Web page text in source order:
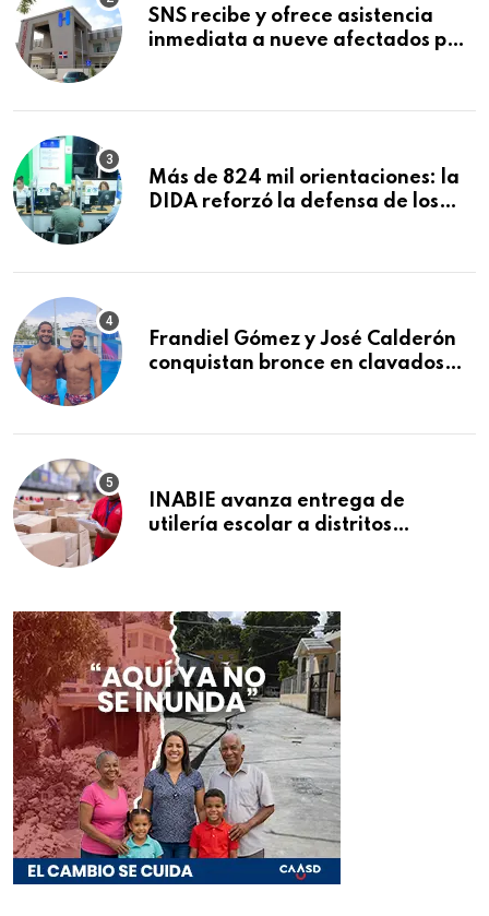
SNS recibe y ofrece asistencia
inmediata a nueve afectados por
Macorís
Más de 824 mil orientaciones: la
DIDA reforzó la defensa de los
Frandiel Gómez y José Calderón
conquistan bronce en clavados
INABIE avanza entrega de
utilería escolar a distritos